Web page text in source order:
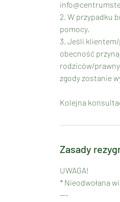
2. W przypadku
pomocy.
3. Jeśli
obecność
rodziców/
zgody zostanie
Kolejna
Zasady
UWAGA!
* Nieodwołana
---